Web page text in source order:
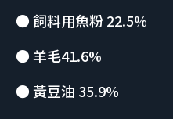
● 飼料用魚粉 22.5%
● 羊毛41.6%
● 黃豆油 35.9%